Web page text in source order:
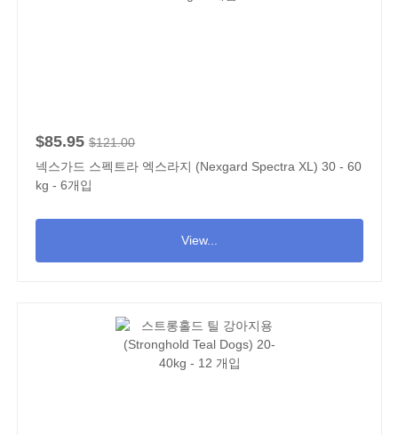
$85.95 $121.00
넥스가드 스펙트라 엑스라지 (Nexgard Spectra XL) 30 - 60
kg - 6개입
View...